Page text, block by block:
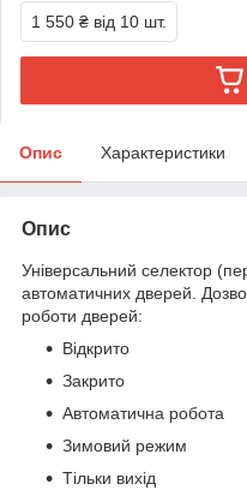
1 550 ₴ від 10 шт.
Опис Характеристики
Опис
Універсальний селектор
автоматичних дверей.
роботи дверей:
Відкрито
Закрито
Автоматична робота
Зимовий режим
Тільки вихід